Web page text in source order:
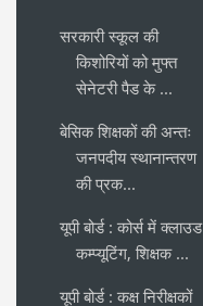
सरकारी स्कूल की
किशोरियों को मुफ्त
सेनेटरी पैड के ...
बेसिक शिक्षकों की अन्तः
जनपदीय स्थानान्तरण
की प्रक...
यूपी बोर्ड : कोर्स में क्लाउड
कम्प्यूटिंग, शिक्षक ...
यूपी बोर्ड : कक्ष निरीक्षकों